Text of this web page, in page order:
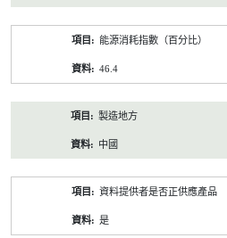
能源消耗指數（百分比）
46.4
製造地方
中國
資料提供者是否正供應產品
是